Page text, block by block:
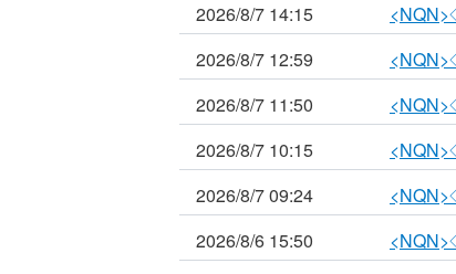
2026/8/7 14:15
2026/8/7 12:59
2026/8/7 11:50
2026/8/7 10:15
2026/8/7 09:24
2026/8/6 15:50